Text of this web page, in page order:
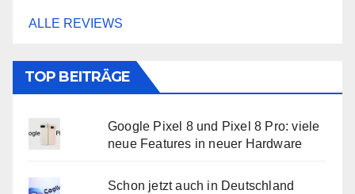
ALLE REVIEWS
TOP BEITRÄGE
Google Pixel 8 und Pixel 8 Pro: viele
neue Features in neuer Hardware
Schon jetzt auch in Deutschland